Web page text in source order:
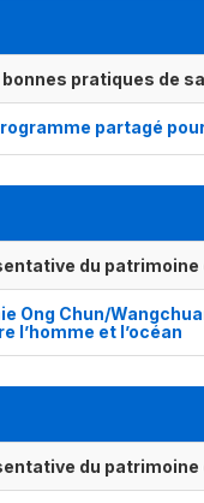
pratiques de
partagé
du
Ong Chun/
l’homme et l’océan
du